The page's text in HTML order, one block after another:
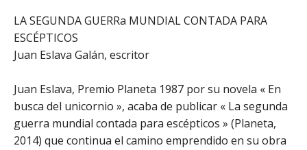
LA SEGUNDA GUERRa MUNDIAL CONTADA PARA
ESCÉPTICOS
Juan Eslava Galán, escritor
Juan Eslava, Premio Planeta 1987 por su novela « En
busca del unicornio », acaba de publicar « La segunda
guerra mundial contada para escépticos » (Planeta,
2014) que continua el camino emprendido en su obra